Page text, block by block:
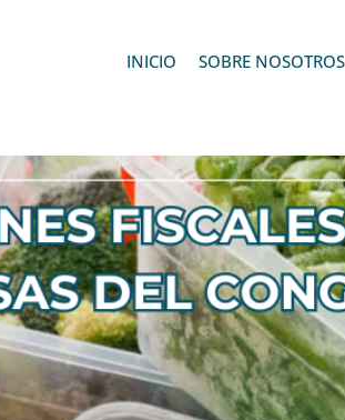
INICIO SOBRE NOSOTROS